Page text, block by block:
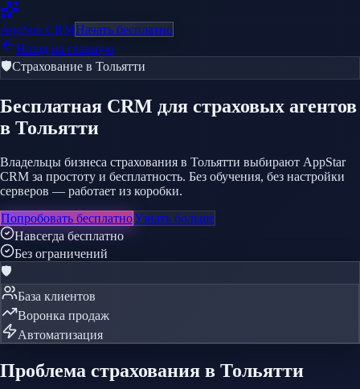
AppStarCRMНачать бесплатно
Назад на главную
🛡️Страхование в Тольятти
Бесплатная CRM для страховых агентов
в Тольятти
Владельцы бизнеса страхования в Тольятти выбирают AppStar
CRM за простоту и бесплатность. Без обучения, без настройки
серверов — работает из коробки.
Попробовать бесплатноУзнать больше
Навсегда бесплатно
Без ограничений
🛡️
База клиентов
Воронка продаж
Автоматизация
Проблема страхования в Тольятти